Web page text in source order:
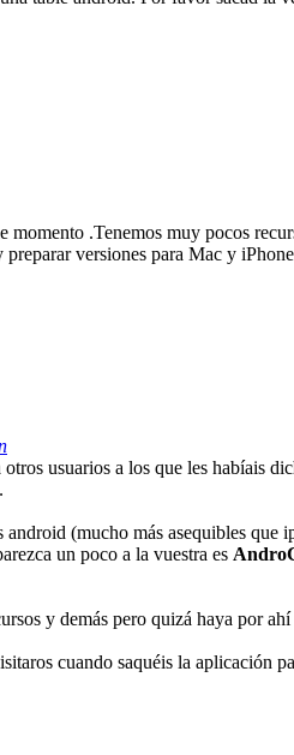
momento .Tenemos muy pocos
versiones para Mac y
usuarios a los que les habíais
(mucho más asequibles
un poco a la vuestra es
y demás pero quizá haya por
cuando saquéis la